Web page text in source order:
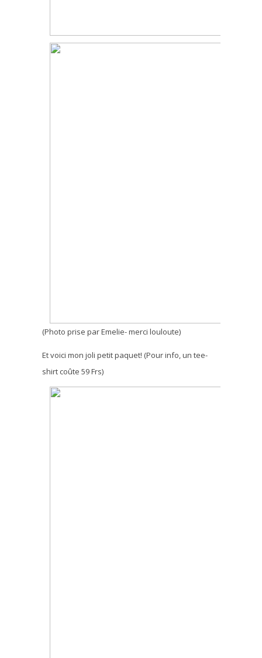
(Photo prise par Emelie- merci louloute)
Et voici mon joli petit paquet! (Pour info, un tee-
shirt coûte 59 Frs)